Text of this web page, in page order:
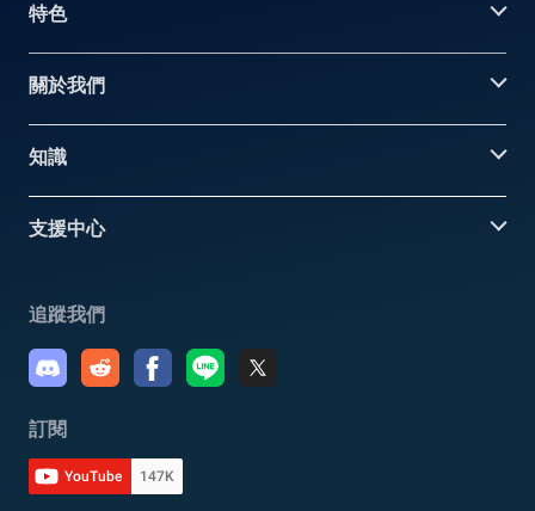
特色
關於我們
知識
支援中心
追蹤我們
訂閱
YouTube 147K